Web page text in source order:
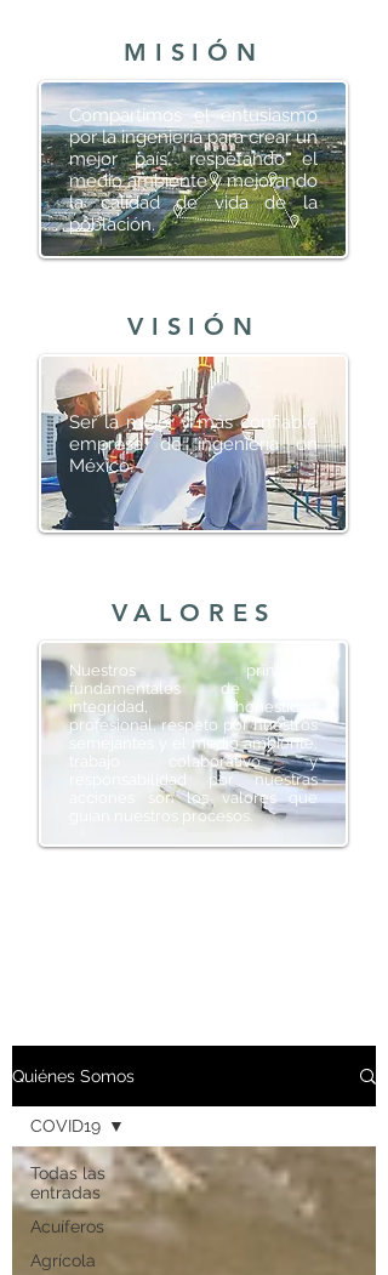
MISIÓN
Compartimos el entusiasmo
por la ingeniería para crear un
mejor país, respetando el
medio ambiente y mejorando
la calidad de vida de la
población.
VISIÓN
Ser la mejor y más confiable
empresa de ingeniería en
México.
VALORES
Nuestros principios
fundamentales de ética,
integridad, honestidad
profesional, respeto por nuestros
semejantes y el medio ambiente,
trabajo colaborativo y
responsabilidad por nuestras
acciones son los valores que
guían nuestros procesos.
Quiénes Somos
Todas las
entradas
Acuíferos
Agrícola
COVID19